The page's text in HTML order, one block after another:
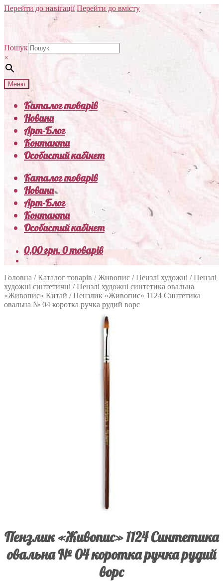
Перейти до навігації Перейти до вмісту
Пошук
×
Меню
Каталог товарів
Новини
Арт-Блог
Контакти
Особистий кабінет
Каталог товарів
Новини
Арт-Блог
Контакти
Особистий кабінет
0,00грн.0 товарів
Головна /Каталог товарів /Живопис /Пензлі художні /Пензлі
художні синтетичні /Пензлі художні синтетика овальна
«Живопис» Китай /Пензлик «Живопис» 1124 Синтетика
овальна № 04 коротка ручка рудий ворс
Пензлик «Живопис» 1124 Синтетика
овальна № 04 коротка ручка рудий
ворс